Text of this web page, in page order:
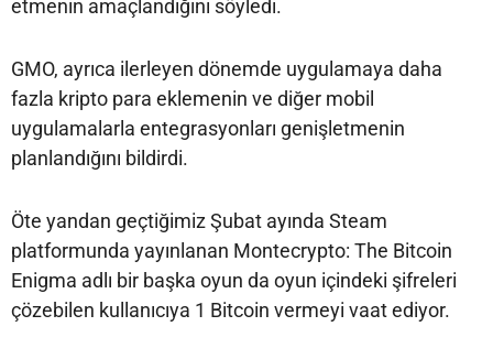
etmenin amaçlandığını söyledi.
GMO, ayrıca ilerleyen dönemde uygulamaya daha
fazla kripto para eklemenin ve diğer mobil
uygulamalarla entegrasyonları genişletmenin
planlandığını bildirdi.
Öte yandan geçtiğimiz Şubat ayında Steam
platformunda yayınlanan Montecrypto: The Bitcoin
Enigma adlı bir başka oyun da oyun içindeki şifreleri
çözebilen kullanıcıya 1 Bitcoin vermeyi vaat ediyor.